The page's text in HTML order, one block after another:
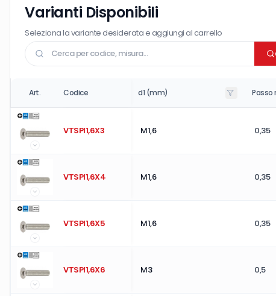
Varianti Disponibili
Seleziona la variante desiderata e aggiungi al carrello
Art. Codice d1 (mm) Passo
VTSPI1,6X3 M1,6 0,35
VTSPI1,6X4 M1,6 0,35
VTSPI1,6X5 M1,6 0,35
VTSPI1,6X6 M3 0,5